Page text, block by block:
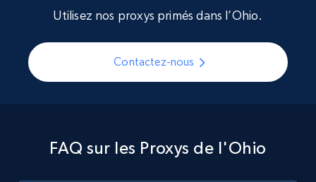
Utilisez nos proxys primés dans l’Ohio.
Contactez-nous
FAQ sur les Proxys de l'Ohio